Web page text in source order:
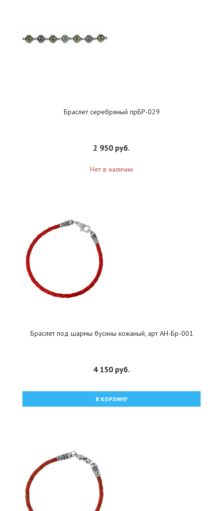
Браслет серебряный прБР-029
2 950 руб.
Нет в наличии
Браслет под шармы бусины кожаный, арт АН-Бр-001
4 150 руб.
В КОРЗИНУ